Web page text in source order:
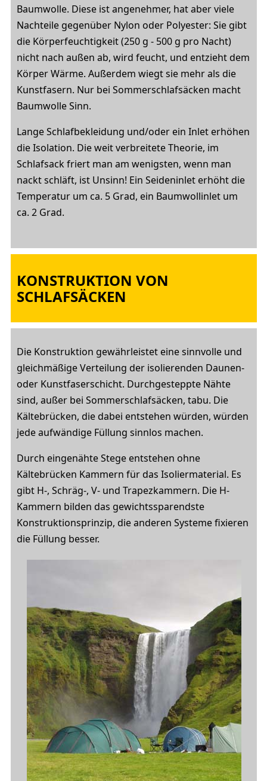
Baumwolle. Diese ist angenehmer, hat aber viele
Nachteile gegenüber Nylon oder Polyester: Sie gibt
die Körperfeuchtigkeit (250 g - 500 g pro Nacht)
nicht nach außen ab, wird feucht, und entzieht dem
Körper Wärme. Außerdem wiegt sie mehr als die
Kunstfasern. Nur bei Sommerschlafsäcken macht
Baumwolle Sinn.
Lange Schlafbekleidung und/oder ein Inlet erhöhen
die Isolation. Die weit verbreitete Theorie, im
Schlafsack friert man am wenigsten, wenn man
nackt schläft, ist Unsinn! Ein Seideninlet erhöht die
Temperatur um ca. 5 Grad, ein Baumwollinlet um
ca. 2 Grad.
KONSTRUKTION VON
SCHLAFSÄCKEN
Die Konstruktion gewährleistet eine sinnvolle und
gleichmäßige Verteilung der isolierenden Daunen-
oder Kunstfaserschicht. Durchgesteppte Nähte
sind, außer bei Sommerschlafsäcken, tabu. Die
Kältebrücken, die dabei entstehen würden, würden
jede aufwändige Füllung sinnlos machen.
Durch eingenähte Stege entstehen ohne
Kältebrücken Kammern für das Isoliermaterial. Es
gibt H-, Schräg-, V- und Trapezkammern. Die H-
Kammern bilden das gewichtssparendste
Konstruktionsprinzip, die anderen Systeme fixieren
die Füllung besser.